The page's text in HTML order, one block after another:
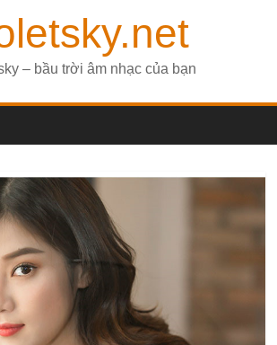
– bầu trời âm nhạc của bạn